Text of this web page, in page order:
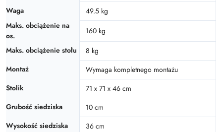
Waga
49.5 kg
Maks. obciążenie na
os.
160 kg
Maks. obciążenie stołu
8 kg
Montaż
Wymaga kompletnego montażu
Stolik
71 x 71 x 46 cm
Grubość siedziska
10 cm
Wysokość siedziska
36 cm